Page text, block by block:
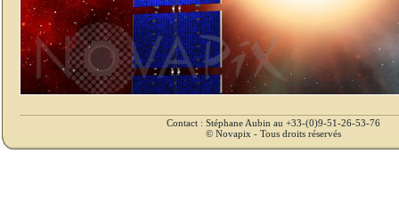
Contact : Stéphane Aubin au +33-(0)9-51-26-53-76
© Novapix - Tous droits réservés